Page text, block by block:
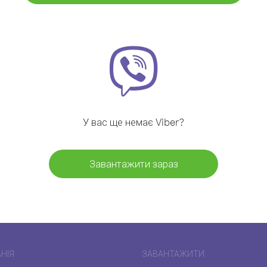
У вас ще немає Viber?
Завантажити зараз
ЗАВАНТАЖИТИ